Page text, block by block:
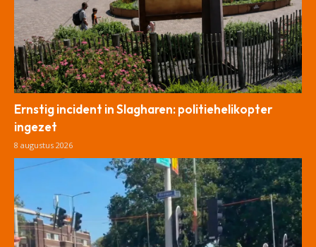
Ernstig incident in Slagharen: politiehelikopter
ingezet
8 augustus 2026